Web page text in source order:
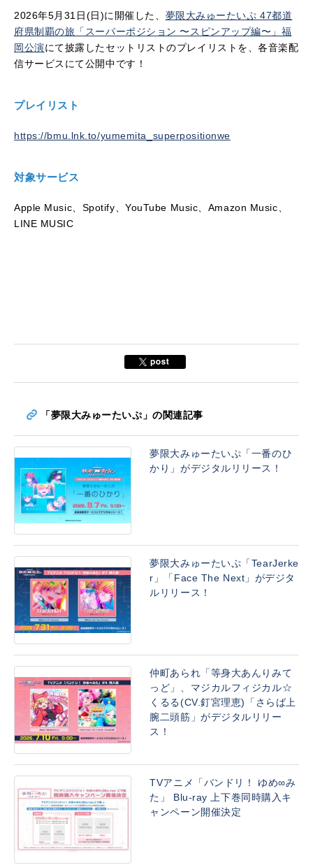
2026年5月31日(日)に開催した、 夢限大みゅーたいぷ 47都道
府県制覇の旅「スーパーポジション 〜スピンアップ編〜」福
岡公演にて披露したセットリストのプレイリストを、各音楽配
信サービスにて公開中です！
プレイリスト
https://bmu.lnk.to/yumemita_superpositionwe
対象サービス
Apple Music、Spotify、YouTube Music、Amazon Music、
LINE MUSIC
「夢限大みゅーたいぷ」の関連記事
夢限大みゅーたいぷ「一番のひ
かり」がデジタルリリース！
夢限大みゅーたいぷ「TearJerke
r」「Face The Next」がデジタ
ルリリース！
仲町あられ「等身大あんりみて
っど」、マジカルフィジカル☆
くるる(CV.釘宮理恵)「さらば上
腕二頭筋」がデジタルリリー
ス！
TVアニメ「バンドリ！ ゆめ∞み
た」 Blu-ray 上下巻同時購入キ
ャンペーン開催決定